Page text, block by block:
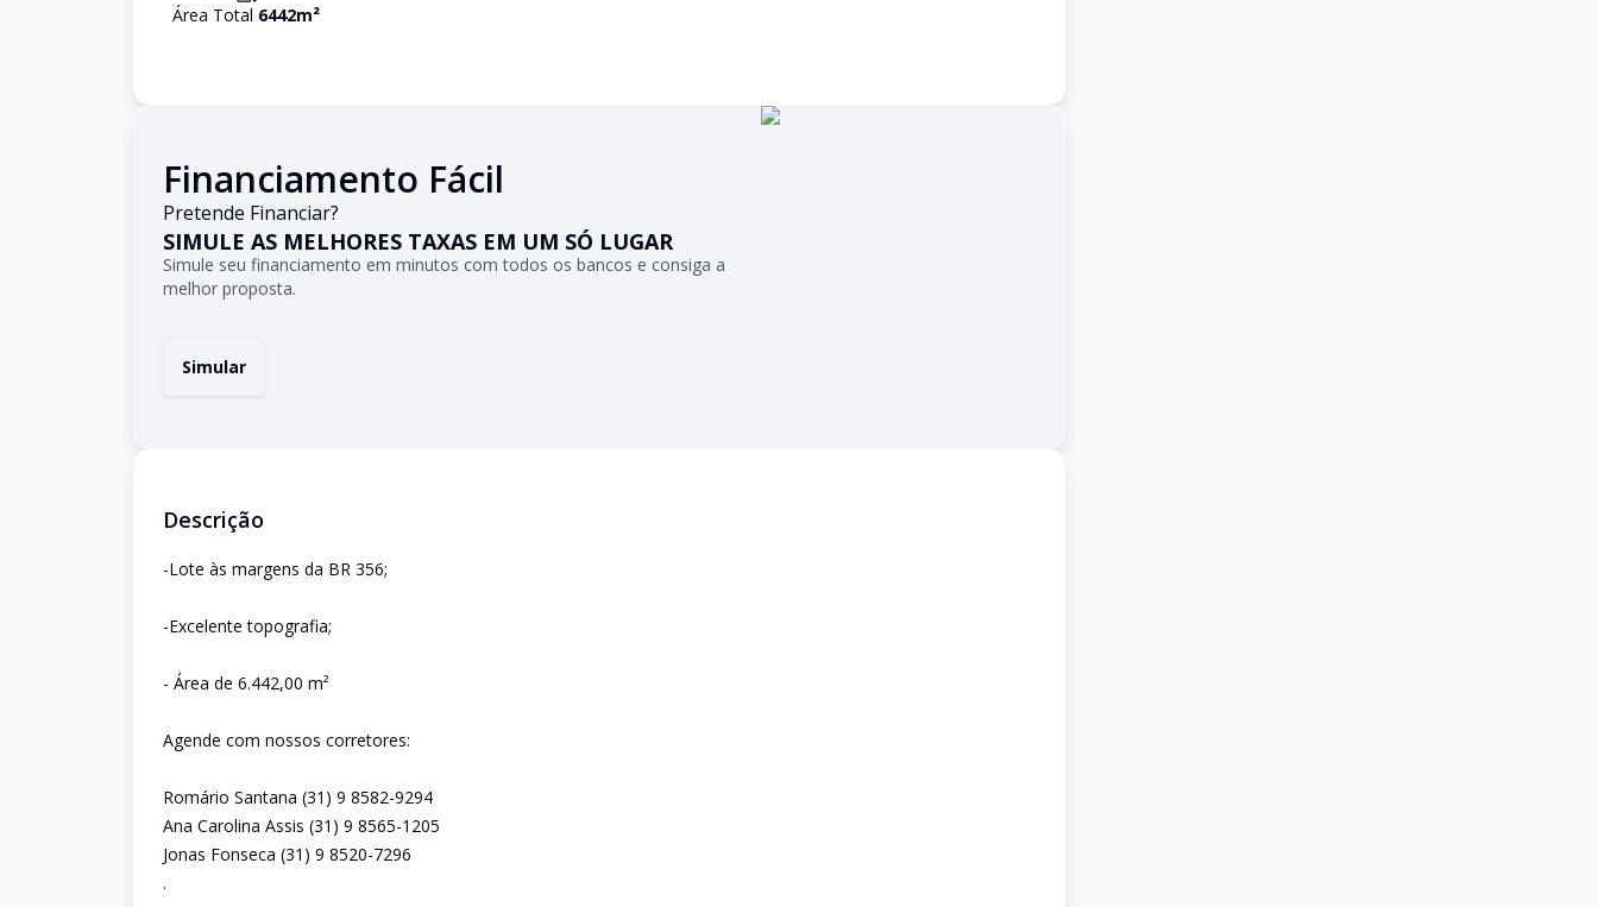
Área Total 6442m²
Financiamento Fácil
Pretende Financiar?
SIMULE AS MELHORES TAXAS EM UM SÓ LUGAR
Simule seu financiamento em minutos com todos os bancos e consiga a
melhor proposta.
Simular
Descrição
-Lote às margens da BR 356;
-Excelente topografia;
- Área de 6.442,00 m²
Agende com nossos corretores:
Romário Santana (31) 9 8582-9294
Ana Carolina Assis (31) 9 8565-1205
Jonas Fonseca (31) 9 8520-7296
.